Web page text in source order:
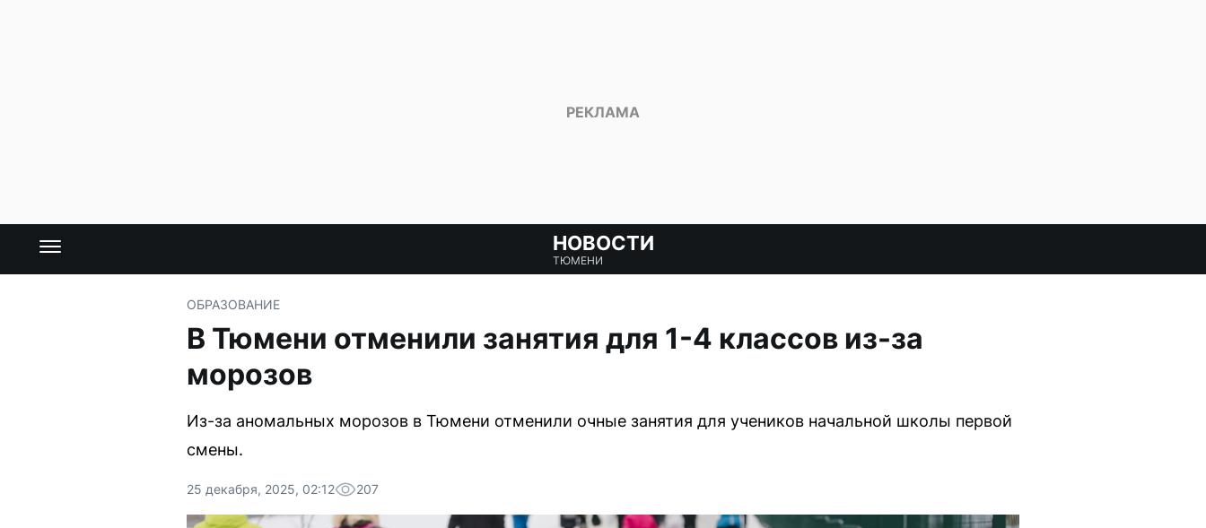
НОВОСТИ
ТЮМЕНИ
ОБРАЗОВАНИЕ
В Тюмени отменили занятия для 1-4 классов из-за
морозов
Из-за аномальных морозов в Тюмени отменили очные занятия для учеников начальной школы первой
смены.
25 декабря, 2025, 02:12 207